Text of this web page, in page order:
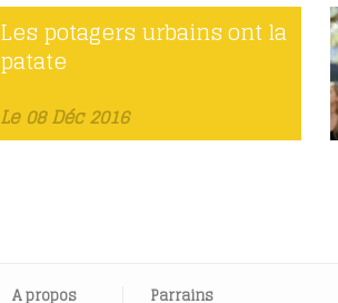
Les potagers urbains ont la
patate
Le 08 Déc 2016
A propos Parrains